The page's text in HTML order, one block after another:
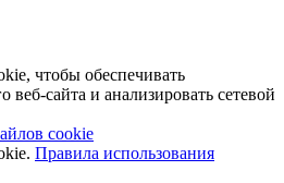
чтобы обеспечивать
сайта и анализировать сетевой
cookie
Правила использования